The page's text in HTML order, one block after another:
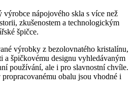
nápojového skla s více než
zkušenostem a technologickým
špičce.
výrobky z bezolovnatého kristalínu,
a špičkovému designu vyhledávaným
používání, ale i pro slavnostní chvíle.
obalu jsou vhodné i